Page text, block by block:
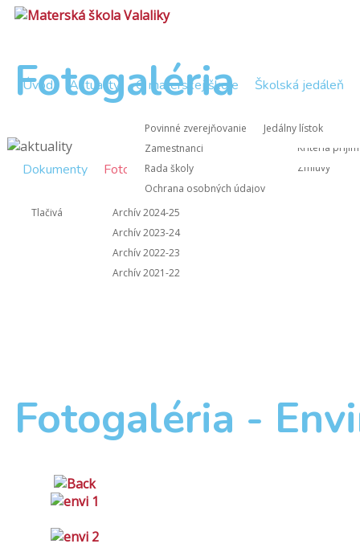
Úvod Aktuality O materskej škole
Povinné zverejňovanie
Zápisnice
Zápisnice z
Zmluvy
Zamestnanci
Rada školy
Ochrana osobných údajov
Informácie pre rodičov
Nástup do
Kritériá
Školská jedáleň
Jedálny lístok
Dokumenty
Tlačivá
Fotogaléria
Archív 2024-25
Archív 2023-24
Archív 2022-23
Archív 2021-22
Kontakt
Fotogaléria
Fotogaléria -